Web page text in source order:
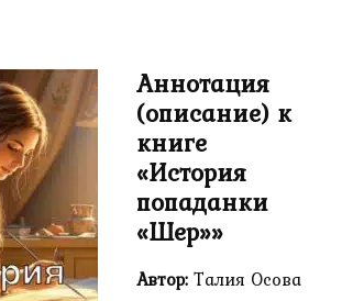
Аннотация
(описание) к
книге
«История
попаданки
«Шер»»
Автор:Талия Осова